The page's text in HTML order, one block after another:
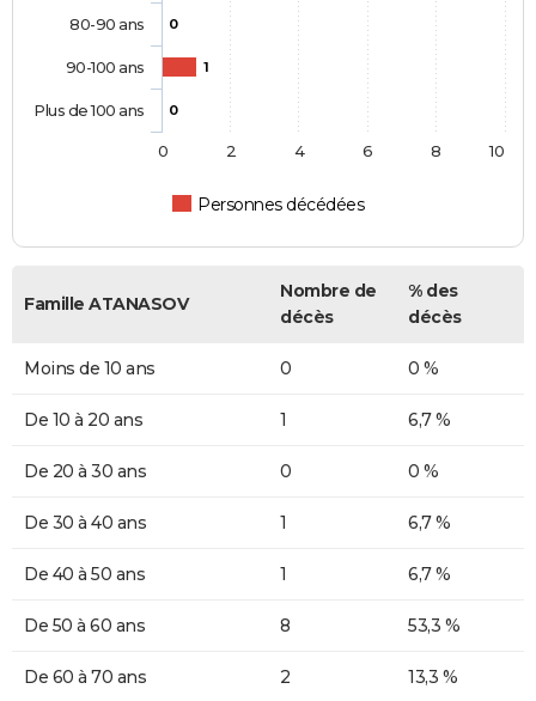
0
1
0
Personnes décédées
80-90 ans
90-100 ans
Plus de 100 ans
0 2 4 6 8 10
Famille ATANASOV
Nombre de
décès
% des
décès
Moins de 10 ans 0 0 %
De 10 à 20 ans 1 6,7 %
De 20 à 30 ans 0 0 %
De 30 à 40 ans 1 6,7 %
De 40 à 50 ans 1 6,7 %
De 50 à 60 ans 8 53,3 %
De 60 à 70 ans 2 13,3 %